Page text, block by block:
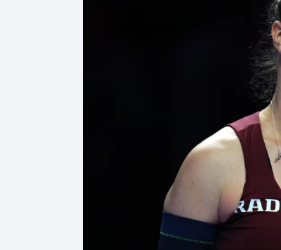
Florbal
Golf
Gymnastika